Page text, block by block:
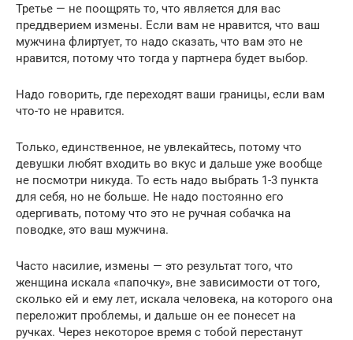
Третье — не поощрять то, что является для вас
преддверием измены. Если вам не нравится, что ваш
мужчина флиртует, то надо сказать, что вам это не
нравится, потому что тогда у партнера будет выбор.
Надо говорить, где переходят ваши границы, если вам
что-то не нравится.
Только, единственное, не увлекайтесь, потому что
девушки любят входить во вкус и дальше уже вообще
не посмотри никуда. То есть надо выбрать 1-3 пункта
для себя, но не больше. Не надо постоянно его
одергивать, потому что это не ручная собачка на
поводке, это ваш мужчина.
Часто насилие, измены — это результат того, что
женщина искала «папочку», вне зависимости от того,
сколько ей и ему лет, искала человека, на которого она
переложит проблемы, и дальше он ее понесет на
ручках. Через некоторое время с тобой перестанут